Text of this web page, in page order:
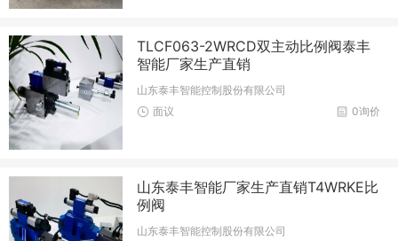
TLCF063-2WRCD双主动比例阀泰丰
智能厂家生产直销
山东泰丰智能控制股份有限公司
0询价
面议
山东泰丰智能厂家生产直销T4WRKE比
例阀
山东泰丰智能控制股份有限公司